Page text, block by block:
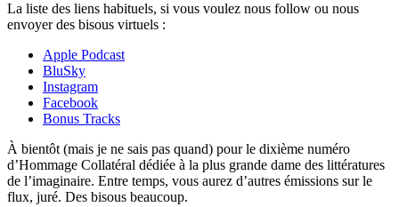
La liste des liens habituels, si vous voulez nous follow ou nous
envoyer des bisous virtuels :
Apple Podcast
BluSky
Instagram
Facebook
Bonus Tracks
À bientôt (mais je ne sais pas quand) pour le dixième numéro
d’Hommage Collatéral dédiée à la plus grande dame des littératures
de l’imaginaire. Entre temps, vous aurez d’autres émissions sur le
flux, juré. Des bisous beaucoup.